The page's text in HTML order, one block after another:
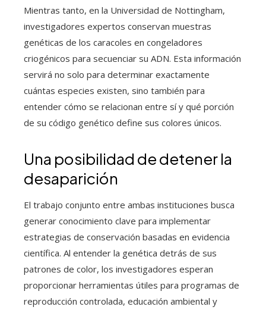
Mientras tanto, en la Universidad de Nottingham,
investigadores expertos conservan muestras
genéticas de los caracoles en congeladores
criogénicos para secuenciar su ADN. Esta información
servirá no solo para determinar exactamente
cuántas especies existen, sino también para
entender cómo se relacionan entre sí y qué porción
de su código genético define sus colores únicos.
Una posibilidad de detener la
desaparición
El trabajo conjunto entre ambas instituciones busca
generar conocimiento clave para implementar
estrategias de conservación basadas en evidencia
científica. Al entender la genética detrás de sus
patrones de color, los investigadores esperan
proporcionar herramientas útiles para programas de
reproducción controlada, educación ambiental y